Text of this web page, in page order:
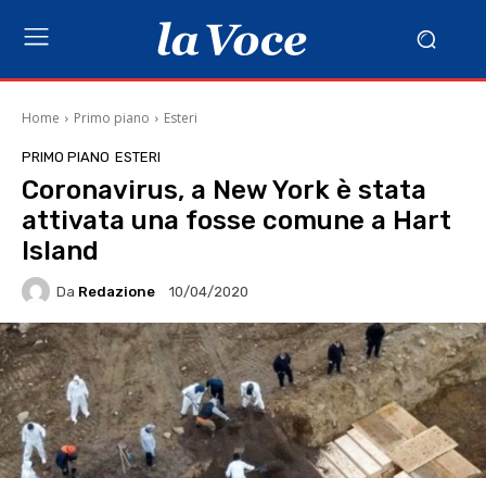
Home Primo piano Esteri
PRIMO PIANO ESTERI
Coronavirus, a New York è stata
attivata una fosse comune a Hart
Island
Da Redazione 10/04/2020